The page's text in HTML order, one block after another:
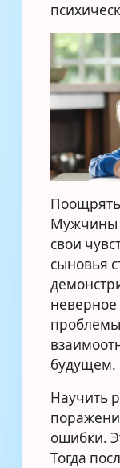
Мужчины
свои
сыновья
неверное
будущем.
Научить
ошибки.
Тогда